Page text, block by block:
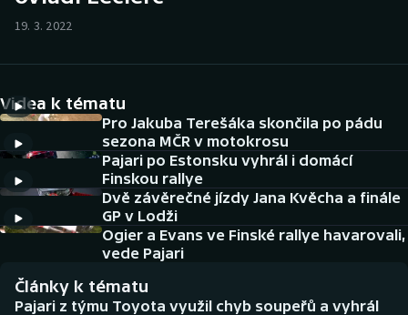
Cyklistika
DALŠÍ SPORTY
Americký fotbal
Baseball a softbal
Basketbal
NEPŘEHLÉDNĚTE
Historické návraty
19. 3. 2022
Videa k tématu
Pro Jakuba Terešáka skončila po pádu
sezona MČR v motokrosu
Pajari po Estonsku vyhrál i domácí
Finskou rallye
Dvě závěrečné jízdy Jana Kvěcha a finále
GP v Lodži
Ogier a Evans ve Finské rallye havarovali,
vede Pajari
Články k tématu
Pajari z týmu Toyota využil chyb soupeřů a vyhrál